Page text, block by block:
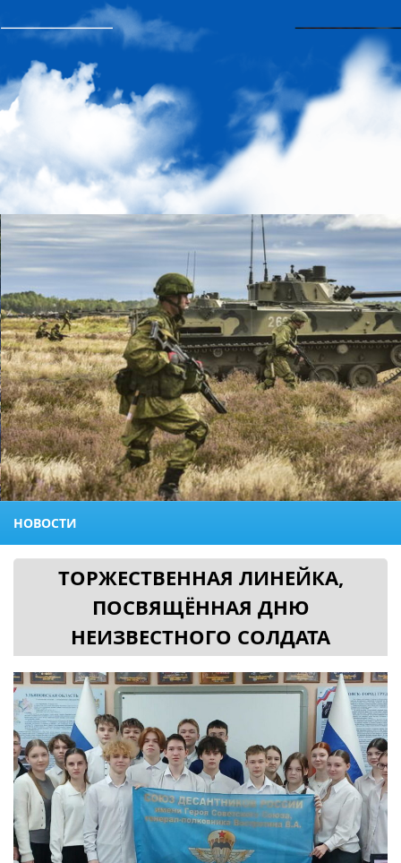
НОВОСТИ
ТОРЖЕСТВЕННАЯ ЛИНЕЙКА,
ПОСВЯЩЁННАЯ ДНЮ
НЕИЗВЕСТНОГО СОЛДАТА